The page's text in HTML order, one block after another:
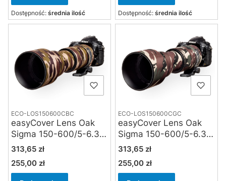
Dostępność: średnia ilość Dostępność: średnia ilość
ECO-LOS150600CBC
easyCover Lens Oak
Sigma 150-600/5-6.3
DG OS HSM
Contemporary brown
camouflage
Cena
313,65 zł
Cena
255,00 zł
ECO-LOS150600CGC
easyCover Lens Oak
Sigma 150-600/5-6.3
DG OS HSM
Contemporary green
camouflage
Cena
313,65 zł
Cena
255,00 zł